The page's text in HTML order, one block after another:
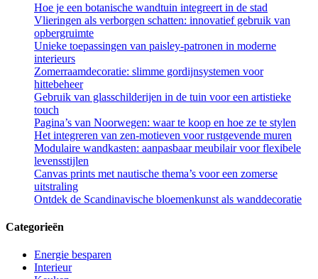
Hoe je een botanische wandtuin integreert in de stad
Vlieringen als verborgen schatten: innovatief gebruik van
opbergruimte
Unieke toepassingen van paisley-patronen in moderne
interieurs
Zomerraamdecoratie: slimme gordijnsystemen voor
hittebeheer
Gebruik van glasschilderijen in de tuin voor een artistieke
touch
Pagina’s van Noorwegen: waar te koop en hoe ze te stylen
Het integreren van zen-motieven voor rustgevende muren
Modulaire wandkasten: aanpasbaar meubilair voor flexibele
levensstijlen
Canvas prints met nautische thema’s voor een zomerse
uitstraling
Ontdek de Scandinavische bloemenkunst als wanddecoratie
Categorieën
Energie besparen
Interieur